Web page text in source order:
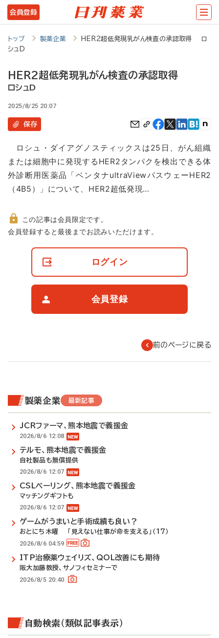
メ
イ
テ
ツ
に
会員登録
トップ 製薬企業
HER2超低発現乳がん検査の承認取得 ロ
シュD
HER2超低発現乳がん検査の承認取得
ロシュD
2025/8/25 20:07
保存
ロシュ・ダイアグノスティックスは25日、がん組織
または細胞中に発現するHER2タンパクを検出できる体
外診断用医薬品「ベンタナultraViewパスウェーHER2
（4B5）」について、HER2超低発現…
非
この記事は会員限定です。
会員登録すると最後までお読みいただけます。
ログイン
会員登録
前のページに戻る
製薬企業 最新記事
JCRファーマ、熊本地震で義援金
2026/8/6 12:08
テルモ、熊本地震で義援金
自社製品も無償提供
2026/8/6 12:07
CSLベーリング、熊本地震で義援金
マッチングギフトも
2026/8/6 12:07
ゲームがうまいと手術成績も良い？
おとにち木曜 「見えない仕事が命を支える」（17）
2026/8/6 04:59
ITP治療薬ウェイリズ、QOL改善にも期待
阪大加藤教授、サノフィセミナーで
2026/8/5 20:40
自動検索（類似記事表示）